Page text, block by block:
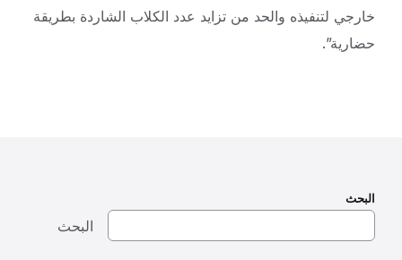
خارجي لتنفيذه والحد من تزايد عدد الكلاب الشاردة بطريقة
حضارية”.
البحث
البحث